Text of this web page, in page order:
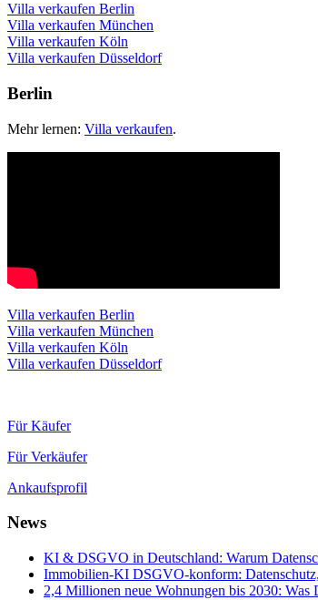
Villa verkaufen Berlin
Villa verkaufen München
Villa verkaufen Köln
Villa verkaufen Düsseldorf
Berlin
Mehr lernen: Villa verkaufen.
Villa verkaufen Berlin
Villa verkaufen München
Villa verkaufen Köln
Villa verkaufen Düsseldorf
Für Käufer
Für Verkäufer
Ankaufsprofil
News
KI & DSGVO in Deutschland: Warum
Immobilien-KI DSGVO-konform:
2,4 Millionen neue Wohnungen bis 2030: Was